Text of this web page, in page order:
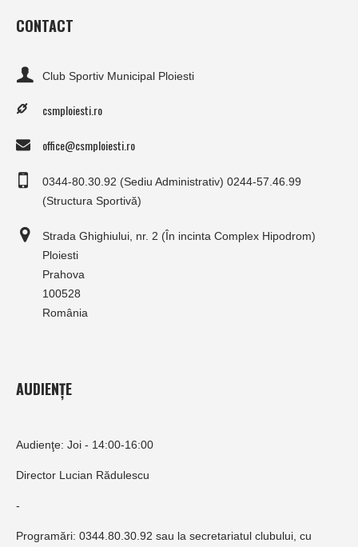
CONTACT
Club Sportiv Municipal Ploiesti
csmploiesti.ro
office@csmploiesti.ro
0344-80.30.92 (Sediu Administrativ) 0244-57.46.99
(Structura Sportivă)
Strada Ghighiului, nr. 2 (În incinta Complex Hipodrom)
Ploiesti
Prahova
100528
România
AUDIENȚE
Audienţe: Joi - 14:00-16:00
Director Lucian Rădulescu
-
Programări: 0344.80.30.92 sau la secretariatul clubului, cu